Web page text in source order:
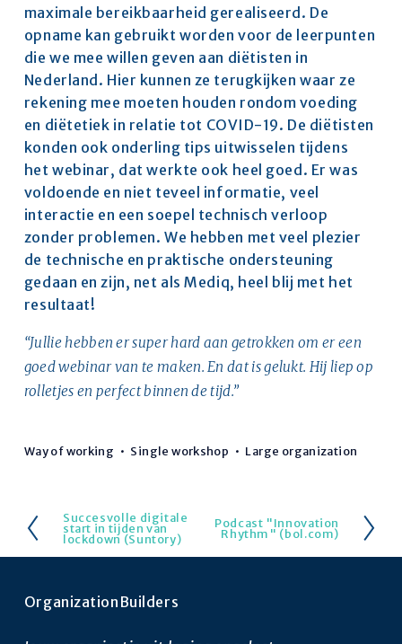
maximale bereikbaarheid gerealiseerd. De
opname kan gebruikt worden voor de leerpunten
die we mee willen geven aan diëtisten in
Nederland. Hier kunnen ze terugkijken waar ze
rekening mee moeten houden rondom voeding
en diëtetiek in relatie tot COVID-19. De diëtisten
konden ook onderling tips uitwisselen tijdens
het webinar, dat werkte ook heel goed. Er was
voldoende en niet teveel informatie, veel
interactie en een soepel technisch verloop
zonder problemen. We hebben met veel plezier
de technische en praktische ondersteuning
gedaan en zijn, net als Mediq, heel blij met het
resultaat!
“Jullie hebben er super hard aan getrokken om er een
goed webinar van te maken. En dat is gelukt. Hij liep op
rolletjes en perfect binnen de tijd.”
Way of working Single workshop Large organization
V
o
g
Succesvolle digitale
start in tijden van
lockdown (Suntory)
Podcast "Innovation
Rhythm" (bol.com)
OrganizationBuilders